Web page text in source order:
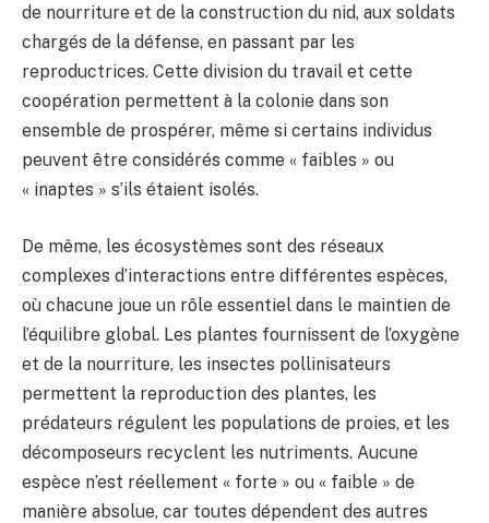
de nourriture et de la construction du nid, aux soldats
chargés de la défense, en passant par les
reproductrices. Cette division du travail et cette
coopération permettent à la colonie dans son
ensemble de prospérer, même si certains individus
peuvent être considérés comme « faibles » ou
« inaptes » s’ils étaient isolés.
De même, les écosystèmes sont des réseaux
complexes d’interactions entre différentes espèces,
où chacune joue un rôle essentiel dans le maintien de
l’équilibre global. Les plantes fournissent de l’oxygène
et de la nourriture, les insectes pollinisateurs
permettent la reproduction des plantes, les
prédateurs régulent les populations de proies, et les
décomposeurs recyclent les nutriments. Aucune
espèce n’est réellement « forte » ou « faible » de
manière absolue, car toutes dépendent des autres